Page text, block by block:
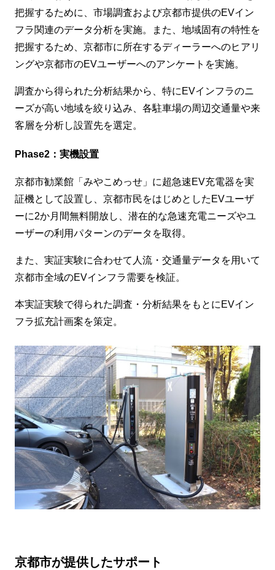
把握するために、市場調査および京都市提供のEVイン
フラ関連のデータ分析を実施。また、地域固有の特性を
把握するため、京都市に所在するディーラーへのヒアリ
ングや京都市のEVユーザーへのアンケートを実施。
調査から得られた分析結果から、特にEVインフラのニ
ーズが高い地域を絞り込み、各駐車場の周辺交通量や来
客層を分析し設置先を選定。
Phase2：実機設置
京都市勧業館「みやこめっせ」に超急速EV充電器を実
証機として設置し、京都市民をはじめとしたEVユーザ
ーに2か月間無料開放し、潜在的な急速充電ニーズやユ
ーザーの利用パターンのデータを取得。
また、実証実験に合わせて人流・交通量データを用いて
京都市全域のEVインフラ需要を検証。
本実証実験で得られた調査・分析結果をもとにEVイン
フラ拡充計画案を策定。
京都市が提供したサポート